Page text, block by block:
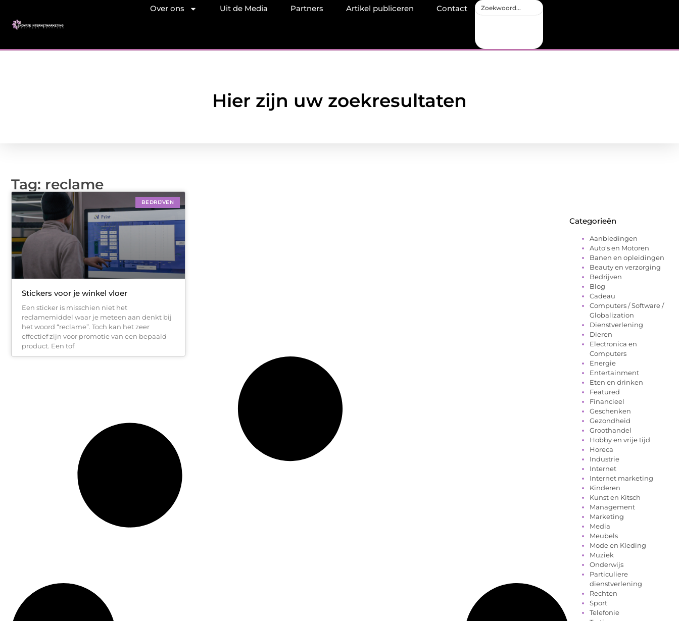
Over ons Uit de Media Partners Artikel publiceren Contact
Hier zijn uw zoekresultaten
Tag: reclame
BEDRIJVEN
Stickers voor je winkel vloer
Een sticker is misschien niet het
reclamemiddel waar je meteen aan denkt bij
het woord “reclame”. Toch kan het zeer
effectief zijn voor promotie van een bepaald
product. Een tof
Categorieën
Aanbiedingen
Auto's en Motoren
Banen en opleidingen
Beauty en verzorging
Bedrijven
Blog
Cadeau
Computers / Software /
Globalization
Dienstverlening
Dieren
Electronica en
Computers
Energie
Entertainment
Eten en drinken
Featured
Financieel
Geschenken
Gezondheid
Groothandel
Hobby en vrije tijd
Horeca
Industrie
Internet
Internet marketing
Kinderen
Kunst en Kitsch
Management
Marketing
Media
Meubels
Mode en Kleding
Muziek
Onderwijs
Particuliere
dienstverlening
Rechten
Sport
Telefonie